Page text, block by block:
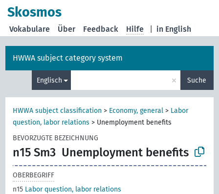
Skosmos
in English
Vokabulare Über Feedback Hilfe
HWWA subject category system
Englisch × Suche
HWWA subject classification > Economy, general > Labor
question, labor relations > Unemployment benefits
BEVORZUGTE BEZEICHNUNG
n15 Sm3 Unemployment benefits
OBERBEGRIFF
n15 Labor question, labor relations